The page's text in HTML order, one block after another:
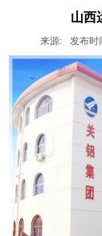
山西
来源: 发布时